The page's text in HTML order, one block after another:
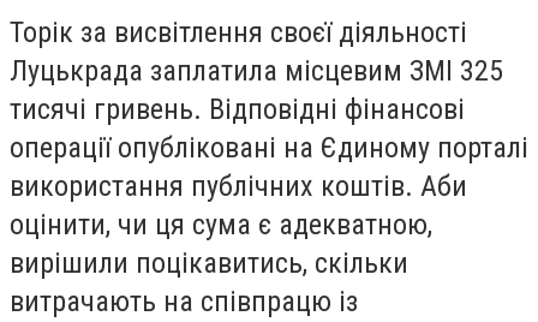
Торік за висвітлення своєї діяльності
Луцькрада заплатила місцевим ЗМІ 325
тисячі гривень. Відповідні фінансові
операції опубліковані на Єдиному порталі
використання публічних коштів. Аби
оцінити, чи ця сума є адекватною,
вирішили поцікавитись, скільки
витрачають на співпрацю із